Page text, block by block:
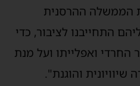
הממשלה ההרסנית
התחייבנו לציבור, כדי
החרדי ואפלייתו ועל מנת
והוגנת".